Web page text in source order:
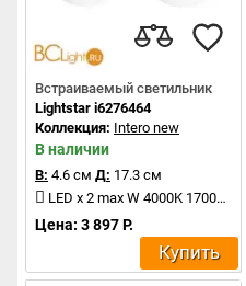
Встраиваемый светильник
Lightstar i6276464
Коллекция: Intero new
В наличии
В: 4.6 см Д: 17.3 см
LED x 2 max W 4000K 1700Lm
Цена: 3 897 Р.
Купить